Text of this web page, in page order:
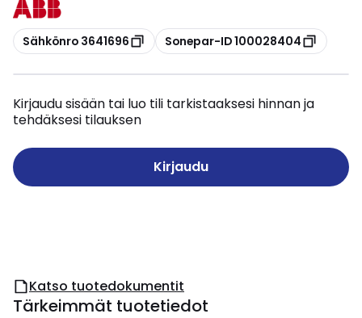
Kopioi
Sähkönro 3641696 Kopioi
Sonepar-ID 100028404
Kirjaudu sisään tai luo tili tarkistaaksesi hinnan ja
tehdäksesi tilauksen
Kirjaudu
Katso tuotedokumentit
Tärkeimmät tuotetiedot